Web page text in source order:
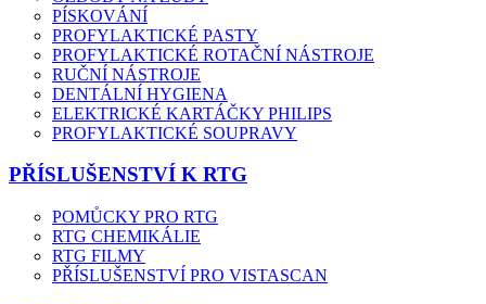
PÍSKOVÁNÍ
PROFYLAKTICKÉ PASTY
PROFYLAKTICKÉ ROTAČNÍ NÁSTROJE
RUČNÍ NÁSTROJE
DENTÁLNÍ HYGIENA
ELEKTRICKÉ KARTÁČKY PHILIPS
PROFYLAKTICKÉ SOUPRAVY
PŘÍSLUŠENSTVÍ K RTG
POMŮCKY PRO RTG
RTG CHEMIKÁLIE
RTG FILMY
PŘÍSLUŠENSTVÍ PRO VISTASCAN